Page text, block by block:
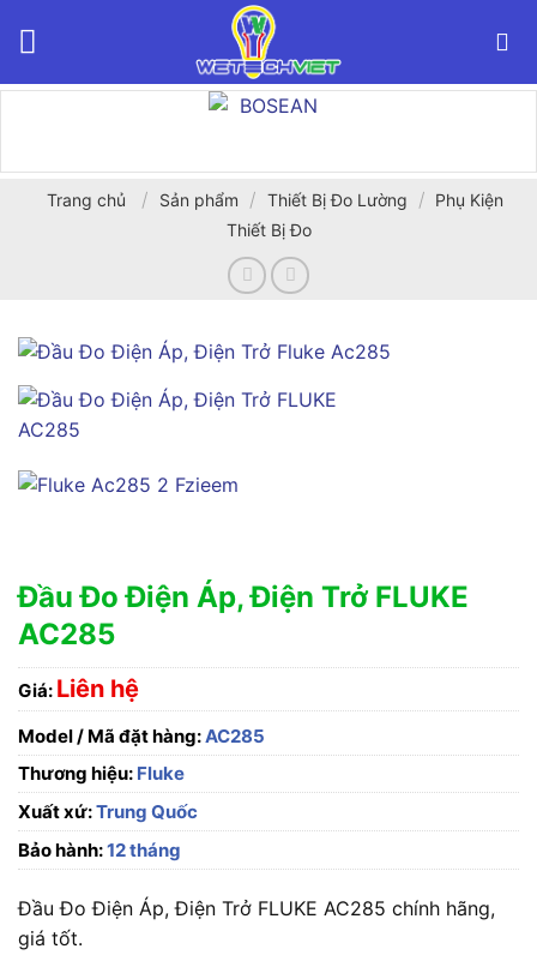
Trang chủ / Sản phẩm / Thiết Bị Đo Lường / Phụ Kiện
Thiết Bị Đo
Đầu Đo Điện Áp, Điện Trở FLUKE
AC285
Giá: Liên hệ
Model / Mã đặt hàng:AC285
Thương hiệu: Fluke
Xuất xứ:Trung Quốc
Bảo hành:12 tháng
Đầu Đo Điện Áp, Điện Trở FLUKE AC285 chính hãng,
giá tốt.